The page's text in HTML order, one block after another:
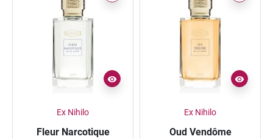
Ex Nihilo
Fleur Narcotique
Ex Nihilo
Oud Vendôme